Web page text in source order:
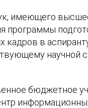
имеющего
кадров в
научной
бюджетное